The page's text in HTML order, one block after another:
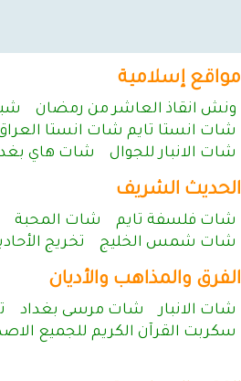
مواقع إسلامية
ونش انقاذ العاشر من رمضان
شات انستا تايم شات انستا
شات الانبار للجوال
شات هاي
الحديث الشريف
شات فلسفة تايم شات المحبة
شات شمس الخليج
تخريج
الفرق والمذاهب والأديان
شات الانبار شات مرسى بغداد
سكربت القرآن الكريم للجميع الاصدار